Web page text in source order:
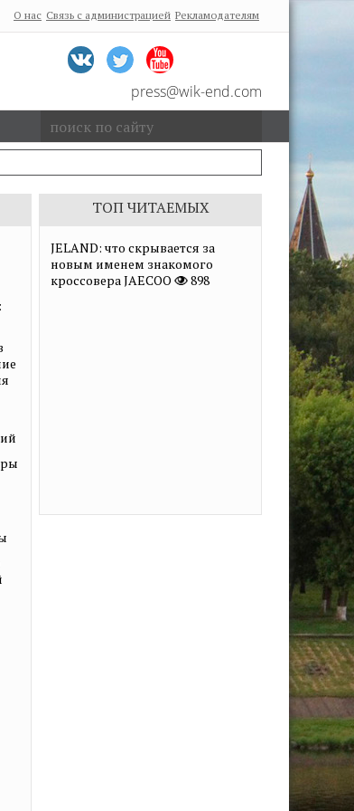
О нас Связь с администрацией Рекламодателям
press@wik-end.com
ТОП ЧИТАЕМЫХ
JELAND: что скрывается за
новым именем знакомого
кроссовера JAECOO
898